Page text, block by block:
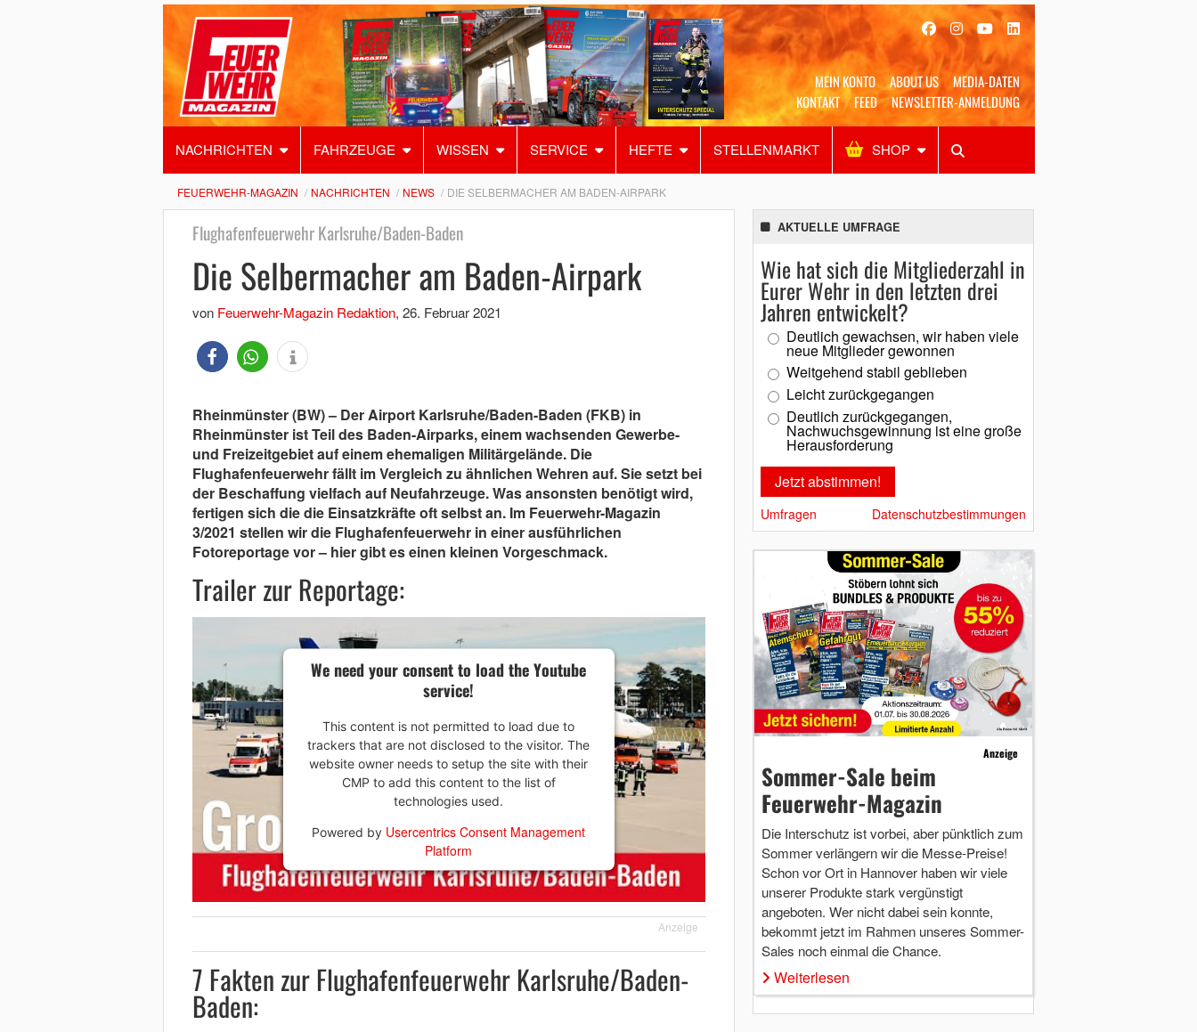
MEIN KONTO ABOUT US
MEDIA-DATEN
KONTAKT
FEED NEWSLETTER-ANMELDUNG
NACHRICHTEN FAHRZEUGE WISSEN SERVICE HEFTE STELLENMARKT SHOP
Alles Shop SUCHEN
FEUERWEHR-MAGAZIN NACHRICHTEN NEWS DIE SELBERMACHER AM BADEN-AIRPARK
Flughafenfeuerwehr Karlsruhe/Baden-Baden
Die Selbermacher am Baden-Airpark
von Feuerwehr-Magazin Redaktion, 26. Februar 2021
Rheinmünster (BW) – Der Airport Karlsruhe/Baden-Baden (FKB) in
Rheinmünster ist Teil des Baden-Airparks, einem wachsenden Gewerbe-
und Freizeitgebiet auf einem ehemaligen Militärgelände. Die
Flughafenfeuerwehr fällt im Vergleich zu ähnlichen Wehren auf. Sie setzt bei
der Beschaffung vielfach auf Neufahrzeuge. Was ansonsten benötigt wird,
fertigen sich die die Einsatzkräfte oft selbst an. Im Feuerwehr-Magazin
3/2021 stellen wir die Flughafenfeuerwehr in einer ausführlichen
Fotoreportage vor – hier gibt es einen kleinen Vorgeschmack.
Trailer zur Reportage:
We need your consent to load the Youtube
service!
This content is not permitted to load due to
trackers that are not disclosed to the visitor. The
website owner needs to setup the site with their
CMP to add this content to the list of
technologies used.
Powered by Usercentrics Consent Management
Platform
Anzeige
7 Fakten zur Flughafenfeuerwehr Karlsruhe/Baden-
Baden:
AKTUELLE UMFRAGE
Wie hat sich die Mitgliederzahl in
Eurer Wehr in den letzten drei
Jahren entwickelt?
Deutlich gewachsen, wir haben viele
neue Mitglieder gewonnen
Weitgehend stabil geblieben
Leicht zurückgegangen
Deutlich zurückgegangen,
Nachwuchsgewinnung ist eine große
Herausforderung
Umfragen Datenschutzbestimmungen
Anzeige
Sommer-Sale beim
Feuerwehr-Magazin
Die Interschutz ist vorbei, aber pünktlich zum
Sommer verlängern wir die Messe-Preise!
Schon vor Ort in Hannover haben wir viele
unserer Produkte stark vergünstigt
angeboten. Wer nicht dabei sein konnte,
bekommt jetzt im Rahmen unseres Sommer-
Sales noch einmal die Chance.
Weiterlesen